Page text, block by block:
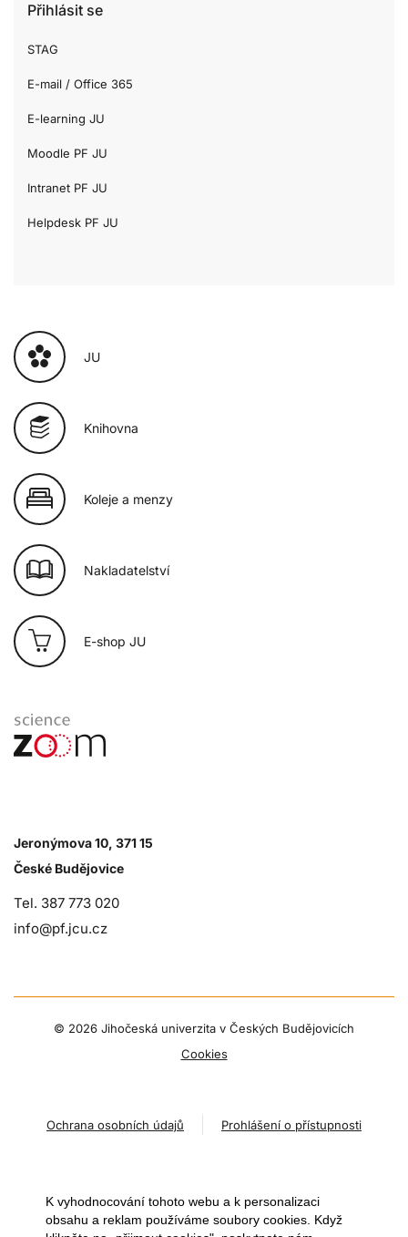
Přihlásit se
STAG
E-mail / Office 365
E-learning JU
Moodle PF JU
Intranet PF JU
Helpdesk PF JU
JU
Knihovna
Koleje a menzy
Nakladatelství
E-shop JU
Jeronýmova 10, 371 15
České Budějovice
Tel. 387 773 020
info@pf.jcu.cz
© 2026 Jihočeská univerzita v Českých Budějovicích
Cookies
Ochrana osobních údajů Prohlášení o přístupnosti
K vyhodnocování tohoto webu a k personalizaci
obsahu a reklam používáme soubory cookies. Když